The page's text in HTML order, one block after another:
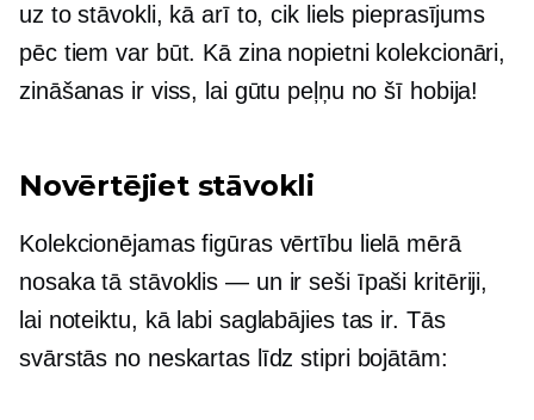
uz to stāvokli, kā arī to, cik liels pieprasījums
pēc tiem var būt. Kā zina nopietni kolekcionāri,
zināšanas ir viss, lai gūtu peļņu no šī hobija!
Novērtējiet stāvokli
Kolekcionējamas figūras vērtību lielā mērā
nosaka tāstāvoklis — un ir seši īpaši kritēriji,
lai noteiktu, kā labi saglabājiestas ir. Tās
svārstās no neskartas līdz stipri bojātām: